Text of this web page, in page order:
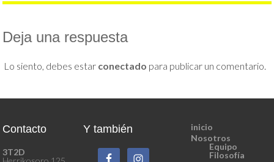
Deja una respuesta
Lo siento, debes estar conectado para publicar un comentario.
Contacto
3T2D
Y también
inicio
Nosotros
Equipo
Filosofía